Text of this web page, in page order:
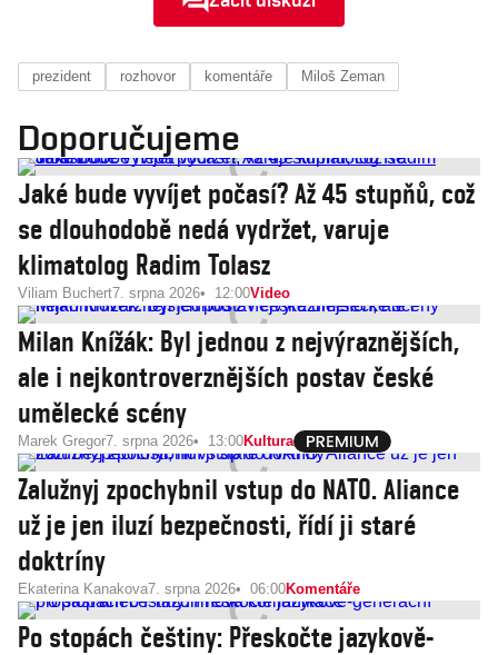
prezident rozhovor komentáře Miloš Zeman
Doporučujeme
Jaké bude vyvíjet počasí? Až 45 stupňů, což
se dlouhodobě nedá vydržet, varuje
klimatolog Radim Tolasz
Viliam Buchert7. srpna 2026 12:00Video
Milan Knížák: Byl jednou z nejvýraznějších,
ale i nejkontroverznějších postav české
umělecké scény
Marek Gregor7. srpna 2026 13:00Kultura
Zalužnyj zpochybnil vstup do NATO. Aliance
už je jen iluzí bezpečnosti, řídí ji staré
doktríny
Ekaterina Kanakova7. srpna 2026 06:00Komentáře
Po stopách češtiny: Přeskočte jazykově-